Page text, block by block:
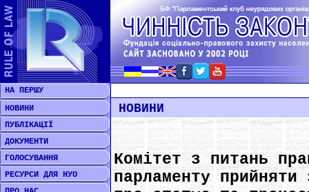
НА ПЕРШУ
НОВИНИ
ПУБЛІКАЦІЇ
ДОКУМЕНТИ
ГОЛОСУВАННЯ
РЕСУРСИ ДЛЯ НУО
НОВИНИ
Комітет з питань
парламенту